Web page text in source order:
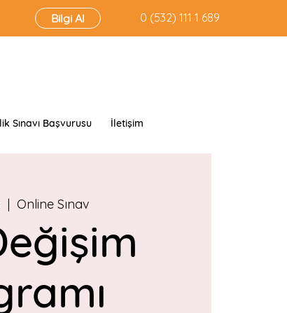
Bilgi Al ‭0 (532) 111 1 689‬
Sınavı Başvurusu İletişim
  |
Online Sınav